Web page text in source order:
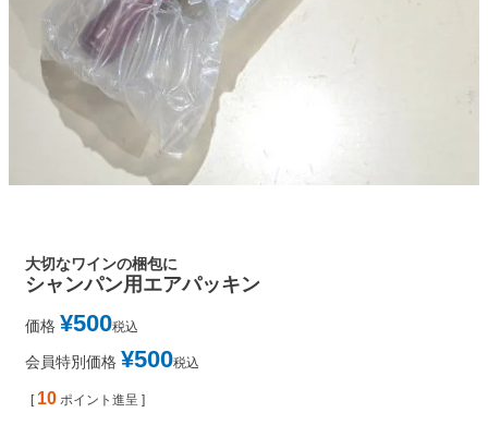
大切なワインの梱包に
シャンパン用エアパッキン
価格 ¥500税込
会員特別価格 ¥500税込
[ 10 ポイント進呈 ]